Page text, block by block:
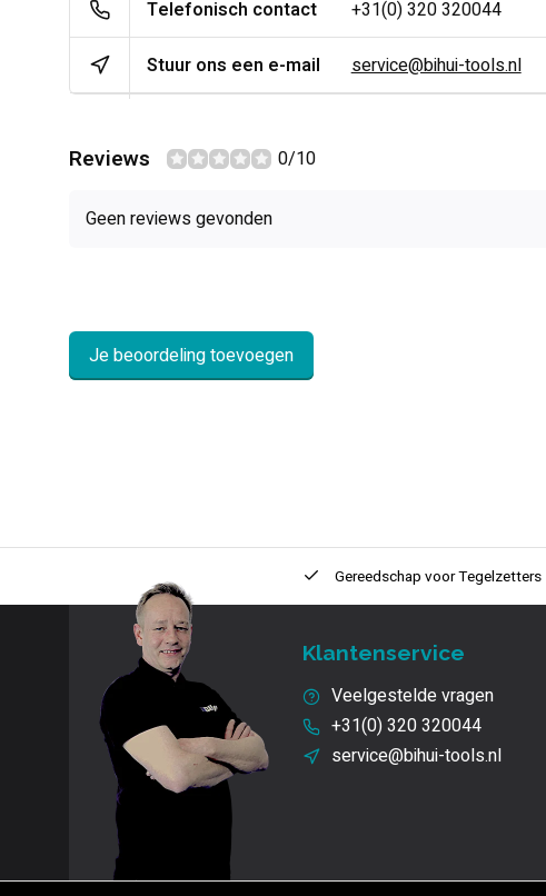
Telefonisch contact +31(0) 320 320044
Stuur ons een e-mail service@bihui-tools.nl
Reviews 0/10
Geen reviews gevonden
Je beoordeling toevoegen
Innovatie Gereedschap voorTegelzetters
Klantenservice
Veelgestelde vragen
+31(0) 320 320044
service@bihui-tools.nl